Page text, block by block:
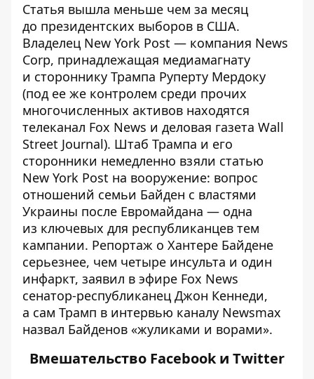
Статья вышла меньше чем за месяц
до президентских выборов в США.
Владелец New York Post — компания News
Corp, принадлежащая медиамагнату
и стороннику Трампа Руперту Мердоку
(под ее же контролем среди прочих
многочисленных активов находятся
телеканал Fox News и деловая газета Wall
Street Journal). Штаб Трампа и его
сторонники немедленно взяли статью
New York Post на вооружение: вопрос
отношений семьи Байден с властями
Украины после Евромайдана — одна
из ключевых для республиканцев тем
кампании. Репортаж о Хантере Байдене
серьезнее, чем четыре инсульта и один
инфаркт, заявил в эфире Fox News
сенатор-республиканец Джон Кеннеди,
а сам Трамп в интервью каналу Newsmax
назвал Байденов «жуликами и ворами».
Вмешательство Facebook и Twitter